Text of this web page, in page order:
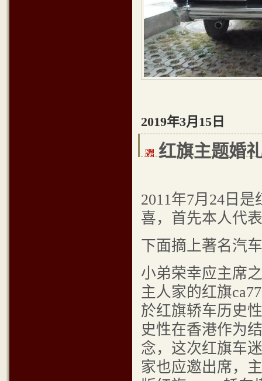
2019年3月15日
红旗主题婚
2011年7月24日
喜，首先本人代
下面摘上著名汽
小弟荣幸应主席
主人家的红旗
於红旗轿车历史
史性在香港作为
念，这次红旗车
家也应邀出席，